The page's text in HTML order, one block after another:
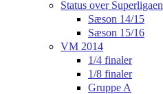
Status over Superligaen
Sæson 14/15
Sæson 15/16
VM 2014
1/4 finaler
1/8 finaler
Gruppe A